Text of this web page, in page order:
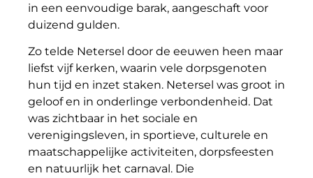
in een eenvoudige barak, aangeschaft voor
duizend gulden.
Zo telde Netersel door de eeuwen heen maar
liefst vijf kerken, waarin vele dorpsgenoten
hun tijd en inzet staken. Netersel was groot in
geloof en in onderlinge verbondenheid. Dat
was zichtbaar in het sociale en
verenigingsleven, in sportieve, culturele en
maatschappelijke activiteiten, dorpsfeesten
en natuurlijk het carnaval. Die